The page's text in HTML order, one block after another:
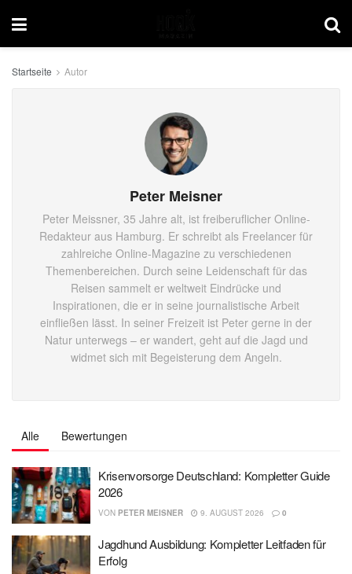
Startseite Autor
Peter Meisner
Peter Meissner, 35 Jahre alt, ist freiberuflicher Online-
Redakteur aus Hamburg. Er schreibt als Freelancer für
zahlreiche Online-Magazine zu verschiedenen
Themenbereichen. Durch seine Leidenschaft für das
Reisen sammelt er weltweit Eindrücke und
Inspirationen, die er in seine journalistische Arbeit
einfließen lässt. In seiner Freizeit ist Peter gerne in der
Natur unterwegs – er wandert, geht auf die Jagd und
widmet sich mit Begeisterung dem Angeln.
Alle Bewertungen
Krisenvorsorge Deutschland: Kompletter Guide
2026
VON PETER MEISNER 9. AUGUST 2026 0
Jagdhund Ausbildung: Kompletter Leitfaden für
Erfolg